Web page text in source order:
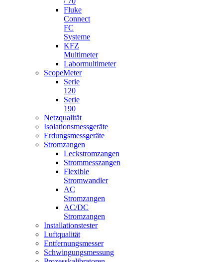
Fluke
Connect
FC
Systeme
KFZ
Multimeter
Labormultimeter
ScopeMeter
Serie
120
Serie
190
Netzqualität
Isolationsmessgeräte
Erdungsmessgeräte
Stromzangen
Leckstromzangen
Strommesszangen
Flexible
Stromwandler
AC
Stromzangen
AC/DC
Stromzangen
Installationstester
Luftqualität
Entfernungsmesser
Schwingungsmessung